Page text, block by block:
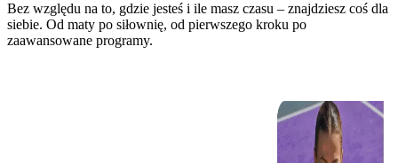
Bez względu na to, gdzie jesteś i ile masz czasu – znajdziesz coś dla
siebie. Od maty po siłownię, od pierwszego kroku po
zaawansowane programy.